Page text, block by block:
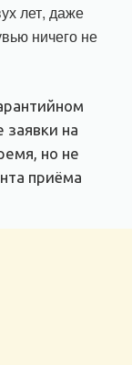
лет, даже
ничего не
заявки на
но не
приёма